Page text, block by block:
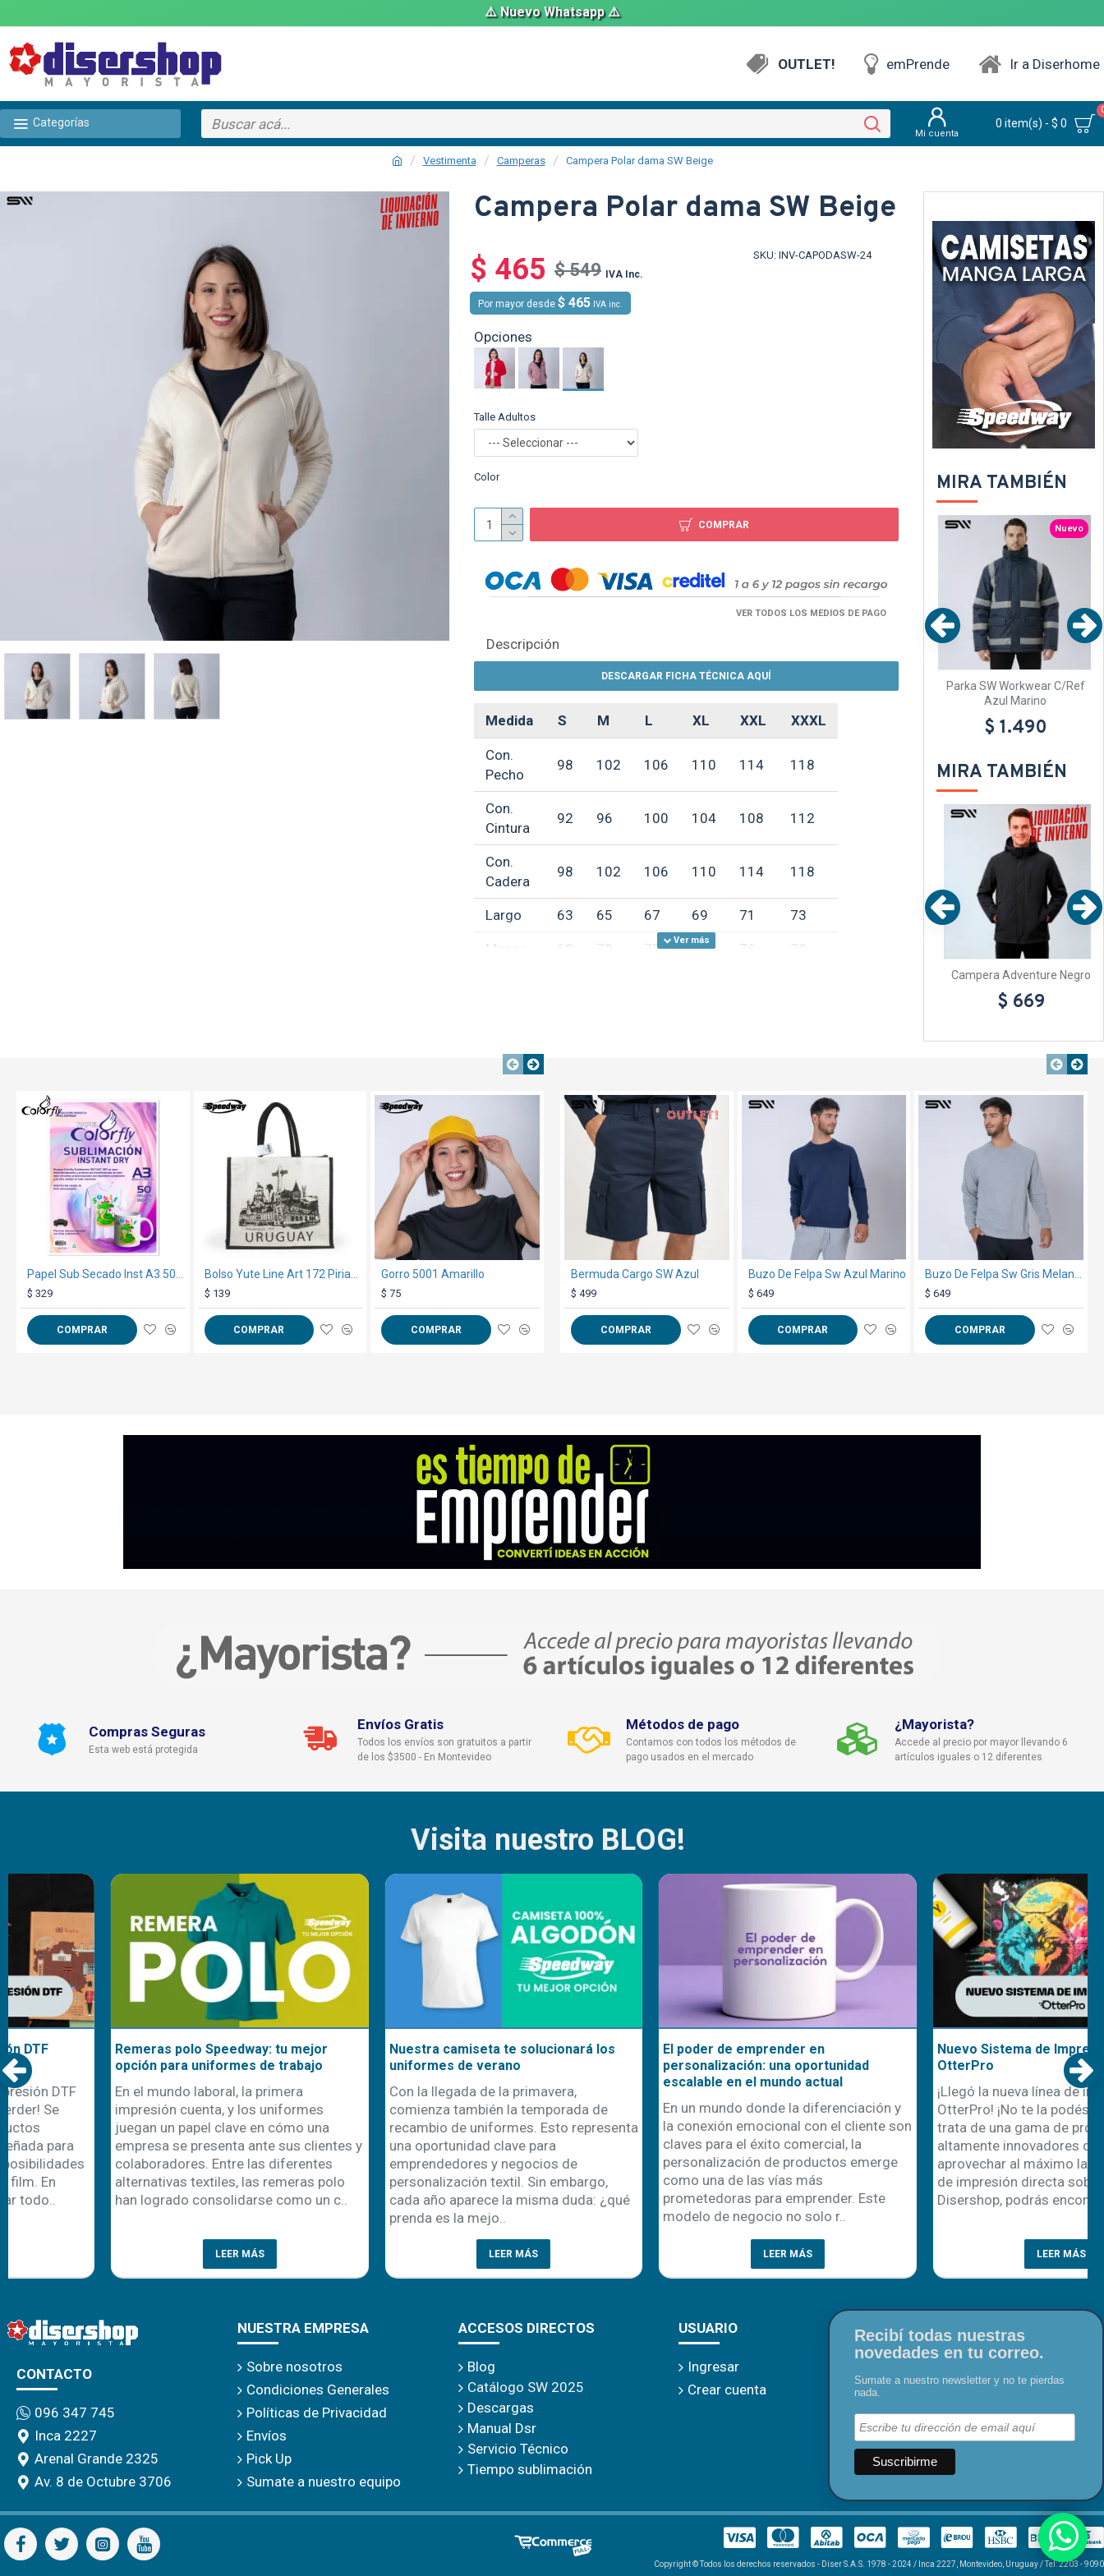
⚠️ Nuevo Whatsapp ⚠️
OUTLET! emPrende Ir a Diserhome
Categorías
Mi cuenta
0 item(s) - $ 0
Vestimenta Camperas Campera Polar dama SW Beige
TEXTTRANSPARENTE SALE Campera Polar dama SW Beige
$ 465 $ 549 IVA Inc.
SKU: INV-CAPODASW-24
Por mayor desde $ 465 IVA inc.
Opciones
Talle Adultos
Color
COMPRAR
Descripción
DESCARGAR FICHA TÉCNICA AQUÍ
Medida S M L XL XXL XXXL
Con.
Pecho
98 102 106 110 114 118
Con.
Cintura
92 96 100 104 108 112
Con.
Cadera
98 102 106 110 114 118
Largo 63 65 67 69 71 73
Manga 68 70 72 74 76 78
VER TODOS LOS MEDIOS DE PAGO
MIRA TAMBIÉN
Nuevo
TEXTTRANSPARENTE
$ 1.490 $ 1.490
Nuevo
TEXTTRANSPARENTE
Parka SW Workwear C/Ref
Azul Marino
$ 1.490
MIRA TAMBIÉN
TEXTTRANSPARENTESALE TEXTTRANSPARENTE TEXTTRANSPARENTESALE
Campera Adventure Negro
$ 669
TEXTTRANSPARENTE
$ 329
COMPRAR
TEXTTRANSPARENTE
$ 139
COMPRAR
TEXTTRANSPARENTE
Gorro 5001 Amarillo
$ 75
COMPRAR
TEXTTRANSPARENTE
$ 399
COMPRAR
Polvo DTF Otter Pro Blanco
$ 990
COMPRAR
TEXTTRANSPARENTEOUT
Bermuda Cargo SW Azul
$ 499
COMPRAR
TEXTTRANSPARENTE
Buzo De Felpa Sw Azul Marino
$ 649
COMPRAR
TEXTTRANSPARENTE
$ 649
COMPRAR
Compras Seguras
Esta web está protegida
Envíos Gratis
Todos los envíos son gratuitos a partir
de los $3500 - En Montevideo
Métodos de pago
Contamos con todos los métodos de
pago usados en el mercado
¿Mayorista?
Accede al precio por mayor llevando 6
artículos iguales o 12 diferentes
Visita nuestro BLOG!
Remeras polo Speedway: tu mejor
opción para uniformes de trabajo
En el mundo laboral, la primera
impresión cuenta, y los uniformes
juegan un papel clave en cómo una
empresa se presenta ante sus clientes y
colaboradores. Entre las diferentes
alternativas textiles, las remeras polo
han logrado consolidarse como un c..
Nuestra camiseta te solucionará los
uniformes de verano
Con la llegada de la primavera,
comienza también la temporada de
recambio de uniformes. Esto representa
una oportunidad clave para
emprendedores y negocios de
personalización textil. Sin embargo,
cada año aparece la misma duda: ¿qué
prenda es la mejo..
El poder de emprender en
personalización: una oportunidad
escalable en el mundo actual
En un mundo donde la diferenciación y
la conexión emocional con el cliente son
claves para el éxito comercial, la
personalización de productos emerge
como una de las vías más
prometedoras para emprender. Este
modelo de negocio no solo r..
Nuevo Sistema de Impresión DTF
OtterPro
¡Llegó la nueva línea de impresión DTF
OtterPro! ¡No te la podés perder! Se
trata de una gama de productos
altamente innovadores diseñada para
aprovechar al máximo las posibilidades
de impresión directa sobre film. En
Disershop, podrás encontrar todo..
CONTACTO
096 347 745
Inca 2227
Arenal Grande 2325
Av. 8 de Octubre 3706
NUESTRA EMPRESA
Sobre nosotros
Condiciones Generales
Políticas de Privacidad
Envíos
Pick Up
Sumate a nuestro equipo
ACCESOS DIRECTOS
Blog
Catálogo SW 2025
Descargas
Manual Dsr
Servicio Técnico
Tiempo sublimación
USUARIO
Ingresar
Crear cuenta
Recibí todas nuestras
novedades en tu correo.
Sumate a nuestro newsletter y no te pierdas
nada.
Copyright © Todos los derechos reservados - Diser S.A.S. 1978 - 2024 / Inca 2227, Montevideo, Uruguay / Tel: 2203 - 9090